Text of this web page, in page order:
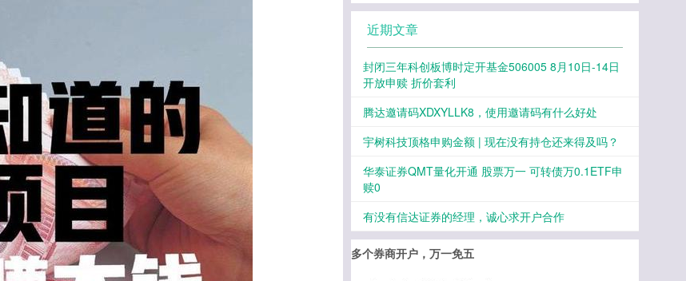
近期文章
封闭三年科创板博时定开基金506005 8月10日-14日
开放申赎 折价套利
腾达邀请码XDXYLLK8，使用邀请码有什么好处
宇树科技顶格申购金额 | 现在没有持仓还来得及吗？
华泰证券QMT量化开通 股票万一 可转债万0.1ETF申
赎0
有没有信达证券的经理，诚心求开户合作
多个券商开户，万一免五